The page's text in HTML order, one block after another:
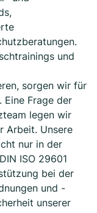
und
sorgen wir für
Eine Frage der
legen wir
Arbeit. Unsere
nur in der
ISO 29601
bei der
und -
unserer